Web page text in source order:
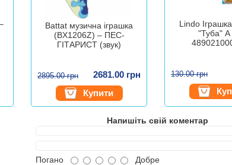
Battat музична іграшка
(BX1206Z) – ПЕС-
ГІТАРИСТ (звук)
2895.00 грн
2681.00 грн
Купити
Lindo
"Туба" А
130.00 грн
Напишіть свій коментар
Погано
Добре